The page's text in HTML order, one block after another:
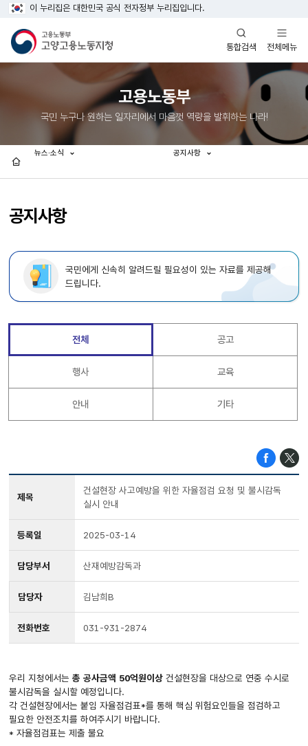
이 누리집은 대한민국 공식 전자정부 누리집입니다.
통합검색
열기
전체메뉴
열기
고용노동부
국민 누구나 원하는 일자리에서 마음껏 역량을 발휘하는 나라!
공지사항
뉴스·소식 공지사항
국민에게 신속히 알려드릴 필요성이 있는 자료를 제공해
드립니다.
전체 공고
행사 교육
안내 기타
제목
건설현장 사고예방을 위한 자율점검 요청 및 불시감독
실시 안내
등록일 2025-03-14
담당부서 산재예방감독과
담당자 김남희B
전화번호 031-931-2874
우리 지청에서는 총 공사금액 50억원이상건설현장을 대상으로 연중 수시로
불시감독을 실시할 예정입니다.
각 건설현장에서는 붙임 자율점검표*를 통해 핵심 위험요인들을 점검하고
필요한 안전조치를 하여주시기 바랍니다.
* 자율점검표는 제출 불요